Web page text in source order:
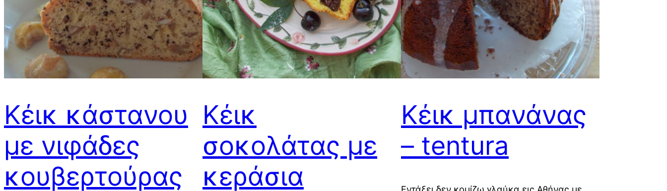
Κέικ κάστανου
με νιφάδες
κουβερτούρας
Κέικ
σοκολάτας με
κεράσια
Κέικ μπανάνας
– tentura